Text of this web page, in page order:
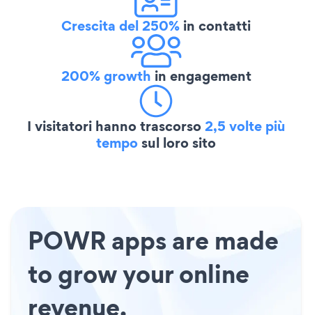
Crescita del 250% in contatti
200% growth in engagement
I visitatori hanno trascorso2,5 volte più
temposul loro sito
POWR apps are made
to grow your online
revenue.